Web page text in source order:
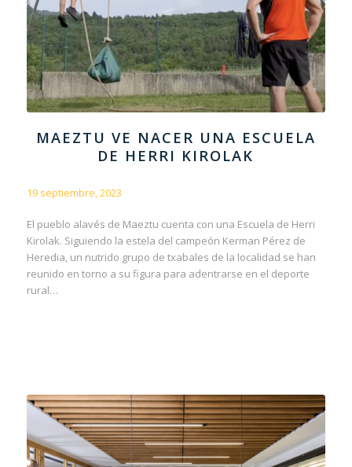
MAEZTU VE NACER UNA ESCUELA
DE HERRI KIROLAK
19 septiembre, 2023
El pueblo alavés de Maeztu cuenta con una Escuela de Herri
Kirolak. Siguiendo la estela del campeón Kerman Pérez de
Heredia, un nutrido grupo de txabales de la localidad se han
reunido en torno a su figura para adentrarse en el deporte
rural…